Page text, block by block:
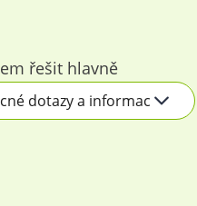
řešit hlavně